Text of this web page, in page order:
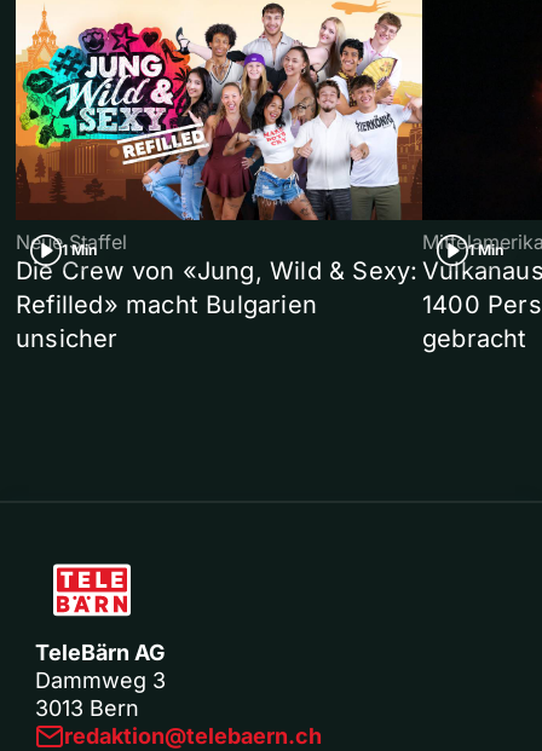
1 Min
Neue Staffel
Die Crew von «Jung, Wild & Sexy:
Refilled» macht Bulgarien
unsicher
1 Min
1400
gebracht
TeleBärn AG
Dammweg 3
3013 Bern
redaktion@telebaern.ch